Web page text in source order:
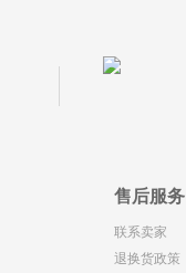
售后服务
联系卖家
退换货政策